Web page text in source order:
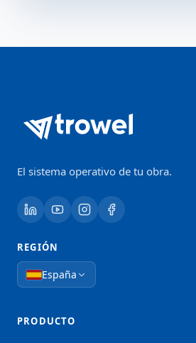
El sistema operativo de tu obra.
REGIÓN
España
PRODUCTO